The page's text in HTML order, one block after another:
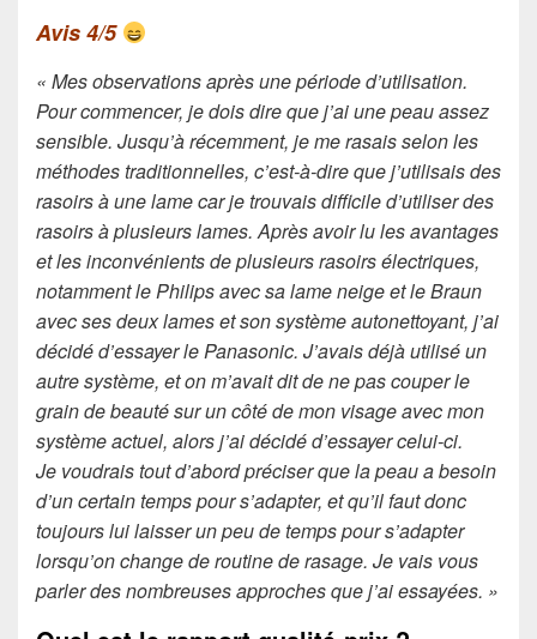
Avis 4/5
« Mes observations après une période d’utilisation.
Pour commencer, je dois dire que j’ai une peau assez
sensible. Jusqu’à récemment, je me rasais selon les
méthodes traditionnelles, c’est-à-dire que j’utilisais des
rasoirs à une lame car je trouvais difficile d’utiliser des
rasoirs à plusieurs lames. Après avoir lu les avantages
et les inconvénients de plusieurs rasoirs électriques,
notamment le Philips avec sa lame neige et le Braun
avec ses deux lames et son système autonettoyant, j’ai
décidé d’essayer le Panasonic. J’avais déjà utilisé un
autre système, et on m’avait dit de ne pas couper le
grain de beauté sur un côté de mon visage avec mon
système actuel, alors j’ai décidé d’essayer celui-ci.
Je voudrais tout d’abord préciser que la peau a besoin
d’un certain temps pour s’adapter, et qu’il faut donc
toujours lui laisser un peu de temps pour s’adapter
lorsqu’on change de routine de rasage. Je vais vous
parler des nombreuses approches que j’ai essayées. »